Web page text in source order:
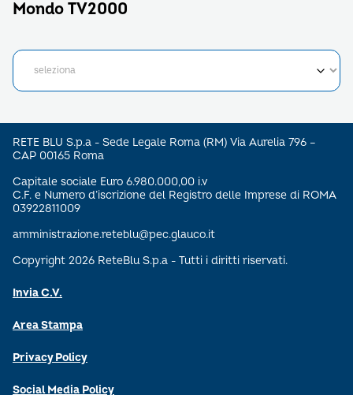
Mondo TV2000
RETE BLU S.p.a - Sede Legale Roma (RM) Via Aurelia 796 –
CAP 00165 Roma
Capitale sociale Euro 6.980.000,00 i.v
C.F. e Numero d’iscrizione del Registro delle Imprese di ROMA
03922811009
amministrazione.reteblu@pec.glauco.it
Copyright 2026 ReteBlu S.p.a - Tutti i diritti riservati.
Invia C.V.
Area Stampa
Privacy Policy
Social Media Policy